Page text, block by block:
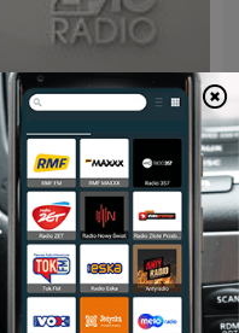
ERIC PRYDZ – EPIC RADIO